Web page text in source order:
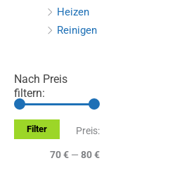
Heizen
Reinigen
Nach Preis
filtern:
M
i
M
a
Filter
Preis:
70 € —80 €